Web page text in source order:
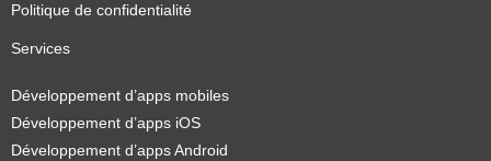
Politique de confidentialité
Services
Développement d’apps mobiles
Développement d’apps iOS
Développement d’apps Android